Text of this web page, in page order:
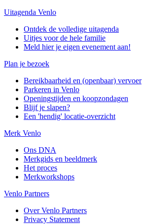
Uitagenda Venlo
Ontdek de volledige uitagenda
Uitjes voor de hele familie
Meld hier je eigen evenement aan!
Plan je bezoek
Bereikbaarheid en (openbaar) vervoer
Parkeren in Venlo
Openingstijden en koopzondagen
Blijf je slapen?
Een 'hendig' locatie-overzicht
Merk Venlo
Ons DNA
Merkgids en beeldmerk
Het proces
Merkworkshops
Venlo Partners
Over Venlo Partners
Privacy Statement